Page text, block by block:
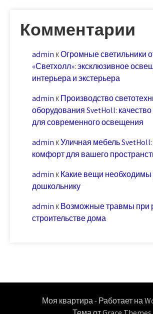
Комментарии
admin кОгромные светильники
«Светхолл»: эксклюзивное
интерьера и экстерьера
admin кПроизводство
оборудования SvetHoll:
для современного освещения
admin кУличная мебель SvetHoll:
комфорт для вашего
admin кКакие вещи необходимы
дошкольнику
admin кВозможные травмы при
строительстве дома
Моя квартира - Работает на